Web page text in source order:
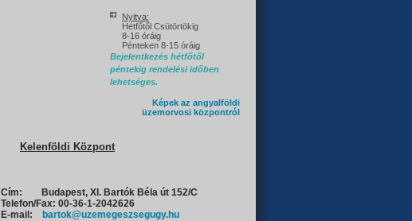
Nyitva:
Hétfőtől Csütörtökig
8-16 óráig
Pénteken 8-15 óráig
Bejelentkezés hétfőtől
péntekig rendelési időben
lehetséges.
Képek az angyalföldi
üzemorvosi központról
Kelenföldi Központ
Cím:
Budapest, XI. Bartók Béla út 152/C
Telefon/Fax: 00-36-1-2042626
E-mail:
bartok@uzemegeszsegugy.hu